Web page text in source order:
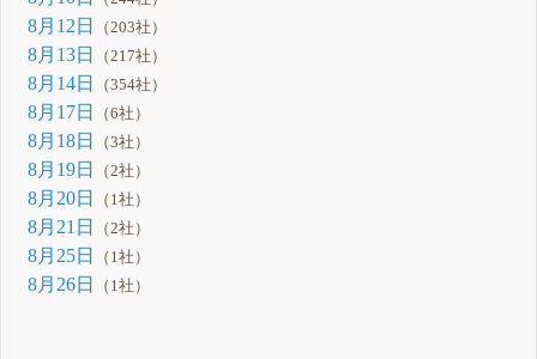
8月12日 （203社）
8月13日 （217社）
8月14日 （354社）
8月17日 （6社）
8月18日 （3社）
8月19日 （2社）
8月20日 （1社）
8月21日 （2社）
8月25日 （1社）
8月26日 （1社）